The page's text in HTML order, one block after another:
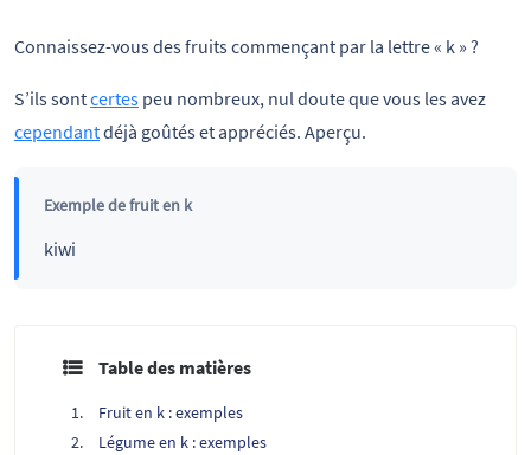
Connaissez-vous des fruits commençant par la lettre « k » ?
S’ils sontcertes peu nombreux, nul doute que vous les avez
cependantdéjà goûtés et appréciés. Aperçu.
Exemple de fruit en k
kiwi
Table des matières
Fruit en k : exemples
Légume en k : exemples